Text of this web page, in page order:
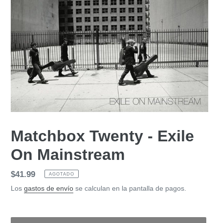
Matchbox Twenty - Exile
On Mainstream
Precio
habitual
$41.99 AGOTADO
Los gastos de envío se calculan en la pantalla de pagos.